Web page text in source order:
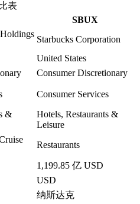
比表
SBUX
Starbucks Corporation
United States
Consumer Discretionary
Consumer Services
&
Hotels, Restaurants &
Leisure
Restaurants
1,199.85 亿 USD
USD
纳斯达克